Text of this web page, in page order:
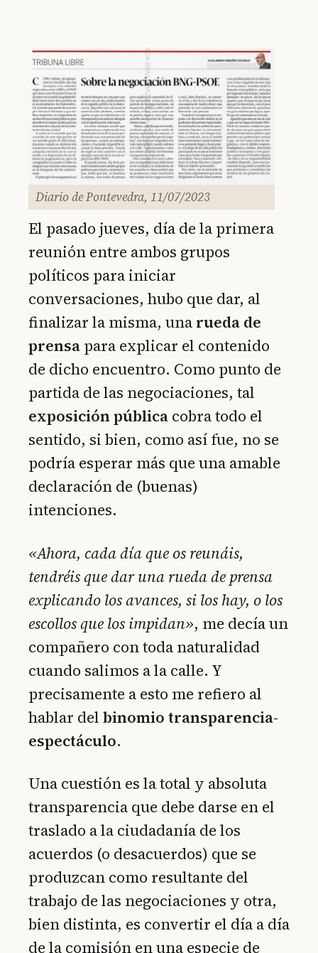
Diario de Pontevedra, 11/07/2023
El pasado jueves, día de la primera
reunión entre ambos grupos
políticos para iniciar
conversaciones, hubo que dar, al
finalizar la misma, una rueda de
prensa para explicar el contenido
de dicho encuentro. Como punto de
partida de las negociaciones, tal
exposición pública cobra todo el
sentido, si bien, como así fue, no se
podría esperar más que una amable
declaración de (buenas)
intenciones.
«Ahora, cada día que os reunáis,
tendréis que dar una rueda de prensa
explicando los avances, si los hay, o los
escollos que los impidan», me decía un
compañero con toda naturalidad
cuando salimos a la calle. Y
precisamente a esto me refiero al
hablar del binomio transparencia-
espectáculo.
Una cuestión es la total y absoluta
transparencia que debe darse en el
traslado a la ciudadanía de los
acuerdos (o desacuerdos) que se
produzcan como resultante del
trabajo de las negociaciones y otra,
bien distinta, es convertir el día a día
de la comisión en una especie de